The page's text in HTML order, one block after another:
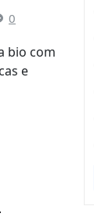
0
bio com
e